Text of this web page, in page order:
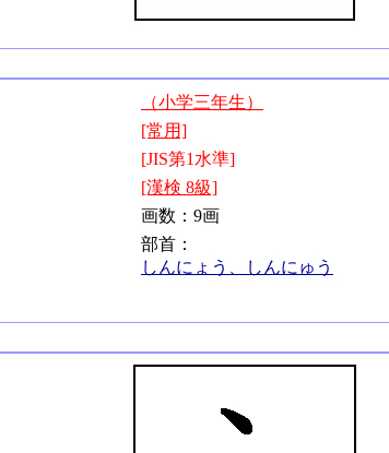
（小学三年生）
[常用]
[JIS第1水準]
[漢検 8級]
画数：9画
部首：
しんにょう、しんにゅう